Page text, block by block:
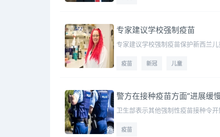
专家建议学校强制疫苗
专家建议学校强制疫苗保护新西兰儿
疫苗 新冠 儿童
警方在接种疫苗方面“进展缓
卫生部表示其他强制性疫苗接种令
疫苗